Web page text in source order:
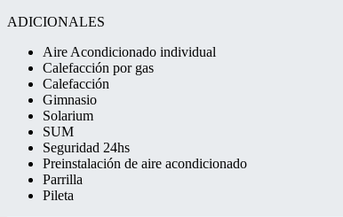
ADICIONALES
Aire Acondicionado individual
Calefacción por gas
Calefacción
Gimnasio
Solarium
SUM
Seguridad 24hs
Preinstalación de aire acondicionado
Parrilla
Pileta